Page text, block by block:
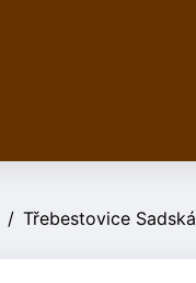
Třebestovice Sadská